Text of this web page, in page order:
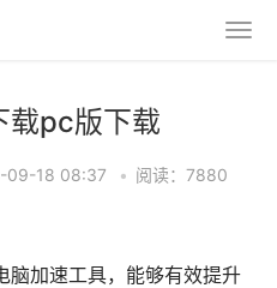
载pc版下载
09-18 08:37 • 阅读：7880
加速工具，能够有效提升